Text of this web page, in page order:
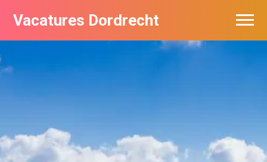
Vacatures Dordrecht
Vacatures per bedrijf